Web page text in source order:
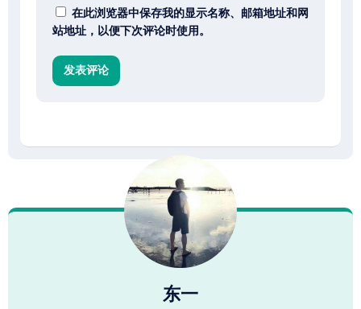
在此浏览器中保存我的显示名称、邮箱地址和网
站地址，以便下次评论时使用。
东一